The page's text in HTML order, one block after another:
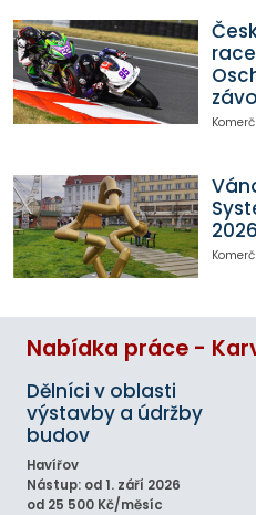
2026
Nabídka práce -
Dělníci v oblasti
výstavby a údržby
budov
Havířov
Nástup: od 1. září 2026
od 25 500 Kč/měsíc